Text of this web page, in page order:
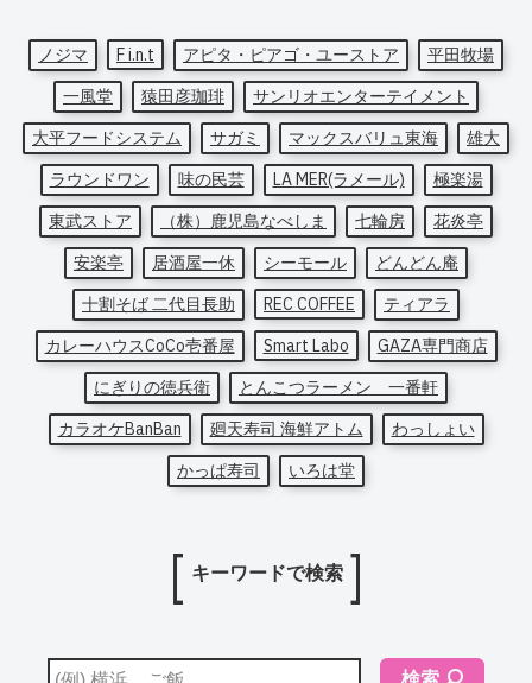
ノジマ F i.n.t アピタ・ピアゴ・ユーストア
平田牧場
一風堂
猿田彦珈琲
サンリオエンターテイメント
大平フードシステム
サガミ マックスバリュ東海
雄大
ラウンドワン
味の民芸 LA MER(ラメール)
極楽湯
東武ストア
（株）鹿児島なべしま 七輪房
花炎亭
安楽亭
居酒屋一休 シーモール
どんどん庵
十割そば 二代目長助
REC COFFEE
ティアラ
カレーハウスCoCo壱番屋
Smart Labo
GAZA専門商店
にぎりの徳兵衛
とんこつラーメン 一番軒
カラオケBanBan
廻天寿司 海鮮アトム
わっしょい
かっぱ寿司
いろは堂
キーワードで検索